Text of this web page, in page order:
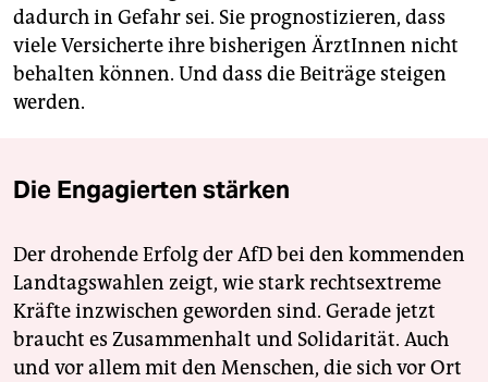
dadurch in Gefahr sei. Sie prognostizieren, dass
viele Versicherte ihre bisherigen ÄrztInnen nicht
behalten können. Und dass die Beiträge steigen
werden.
Die Engagierten stärken
Der drohende Erfolg der AfD bei den kommenden
Landtagswahlen zeigt, wie stark rechtsextreme
Kräfte inzwischen geworden sind. Gerade jetzt
braucht es Zusammenhalt und Solidarität. Auch
und vor allem mit den Menschen, die sich vor Ort